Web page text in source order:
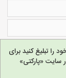
را تبلیغ کنید برای
سایت «پارکتی»